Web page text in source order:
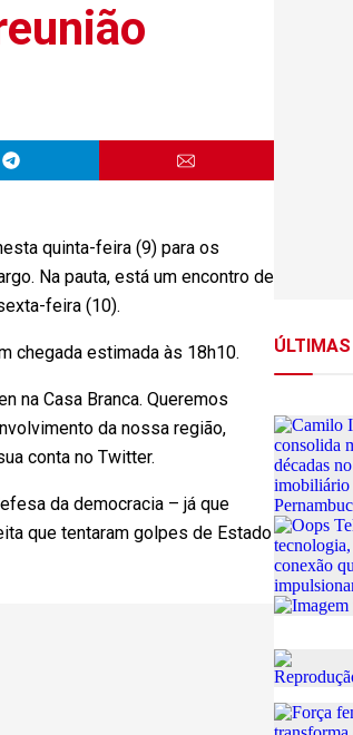
quinta-feira (9) para os
Na pauta, está um encontro de
feira (10).
chegada estimada às 18h10.
na Casa Branca. Queremos
da nossa região,
conta no Twitter.
da democracia – já que
que tentaram golpes de Estado